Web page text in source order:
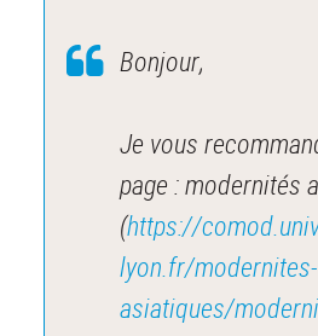
Bonjour,
Je vous
page : modernités
(https://
lyon.fr/modernites-
asiatiques/